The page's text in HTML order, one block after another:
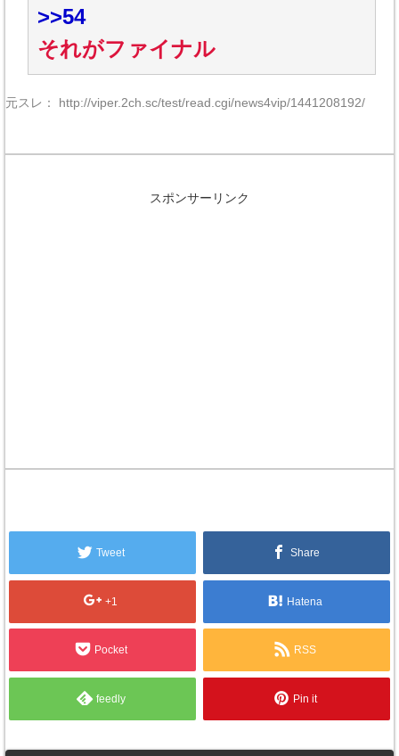
>>54
それがファイナル
元スレ： http://viper.2ch.sc/test/read.cgi/news4vip/1441208192/
スポンサーリンク
Tweet Share
+1 Hatena
Pocket RSS
feedly Pin it